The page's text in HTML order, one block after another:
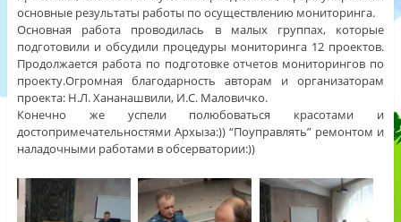
основные результаты работы по осуществлению мониторинга.
Основная работа проводилась в малых группах, которые
подготовили и обсудили процедуры мониторинга 12 проектов.
Продолжается работа по подготовке отчетов мониторингов по
проекту.Огромная благодарность авторам и организаторам
проекта: Н.Л. Хананашвили, И.С. Маловичко.
Конечно же успели полюбоваться красотами и
достопримечательностями Архыза:)) “Поуправлять” ремонтом и
наладочными работами в обсерватории:))